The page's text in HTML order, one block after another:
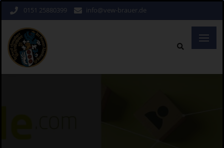
0151 25880399 info@vew-brauer.de